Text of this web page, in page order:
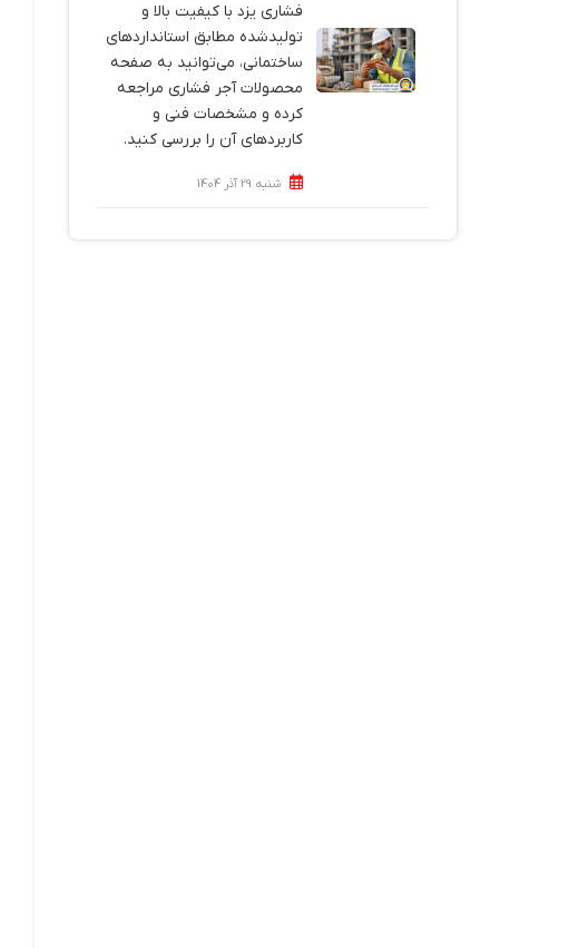
فشاری یزد با کیفیت بالا و
تولیدشده مطابق استانداردهای
ساختمانی، می‌توانید به صفحه
محصولات آجر فشاری مراجعه
کرده و مشخصات فنی و
کاربردهای آن را بررسی کنید.
شنبه 29 آذر 1404